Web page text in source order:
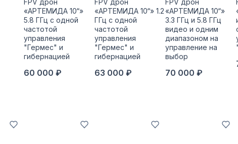
FPV дрон
«АРТЕМИДА 10“»
5.8 ГГц с одной
частотой
управления
"Гермес" и
гибернацией
60 000 ₽
FPV дрон
«АРТЕМИДА 10“» 1.2
ГГц с одной
частотой
управления
"Гермес" и
гибернацией
63 000 ₽
FPV дрон
«АРТЕМИДА 10“»
3.3 ГГц и 5.8 ГГц
видео и одним
диапазоном на
управление на
выбор
70 000 ₽